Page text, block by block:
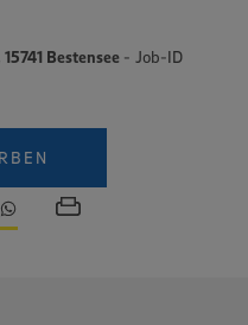
Bestensee - Job-ID